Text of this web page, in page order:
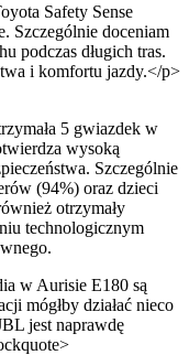
Safety Sense
Szczególnie doceniam
podczas długich tras.
i komfortu jazdy.</p>
5 gwiazdek w
wysoką
Szczególnie
(94%) oraz dzieci
otrzymały
technologicznym
w Aurisie E180 są
mógłby działać nieco
jest naprawdę